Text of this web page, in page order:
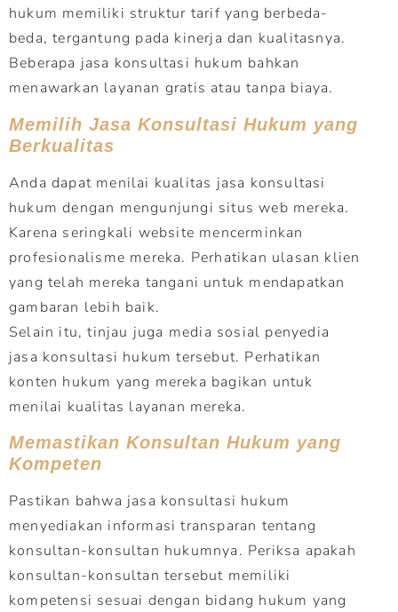
hukum memiliki struktur tarif yang berbeda-
beda, tergantung pada kinerja dan kualitasnya.
Beberapa jasa konsultasi hukum bahkan
menawarkan layanan gratis atau tanpa biaya.
Memilih Jasa Konsultasi Hukum yang
Berkualitas
Anda dapat menilai kualitas jasa konsultasi
hukum dengan mengunjungi situs web mereka.
Karena seringkali website mencerminkan
profesionalisme mereka. Perhatikan ulasan klien
yang telah mereka tangani untuk mendapatkan
gambaran lebih baik.
Selain itu, tinjau juga media sosial penyedia
jasa konsultasi hukum tersebut. Perhatikan
konten hukum yang mereka bagikan untuk
menilai kualitas layanan mereka.
Memastikan Konsultan Hukum yang
Kompeten
Pastikan bahwa jasa konsultasi hukum
menyediakan informasi transparan tentang
konsultan-konsultan hukumnya. Periksa apakah
konsultan-konsultan tersebut memiliki
kompetensi sesuai dengan bidang hukum yang